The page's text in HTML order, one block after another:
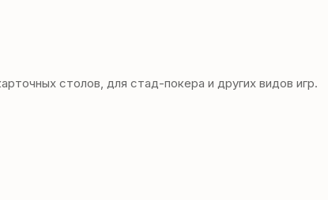
столов, для стад-покера и других видов игр.